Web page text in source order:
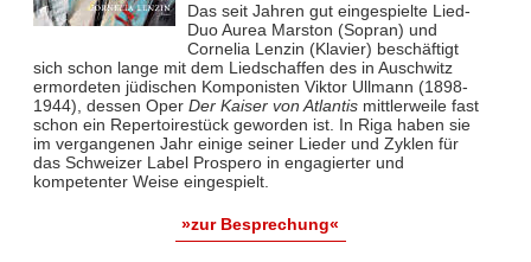
Das seit Jahren gut eingespielte Lied-
Duo Aurea Marston (Sopran) und
Cornelia Lenzin (Klavier) beschäftigt
sich schon lange mit dem Liedschaffen des in Auschwitz
ermordeten jüdischen Komponisten Viktor Ullmann (1898-
1944), dessen Oper Der Kaiser von Atlantismittlerweile fast
schon ein Repertoirestück geworden ist. In Riga haben sie
im vergangenen Jahr einige seiner Lieder und Zyklen für
das Schweizer Label Prospero in engagierter und
kompetenter Weise eingespielt.
»zur Besprechung«